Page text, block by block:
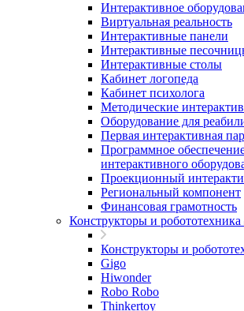
Интерактивное
Виртуальная реальность
Интерактивные панели
Интерактивные
Интерактивные столы
Кабинет логопеда
Кабинет психолога
Методические
Оборудование для
Первая интерактивная
Программное
интерактивного
Проекционный
Региональный компонент
Финансовая грамотность
Конструкторы и робототехника
Конструкторы и
Gigo
Hiwonder
Robo Robo
Thinkertoy